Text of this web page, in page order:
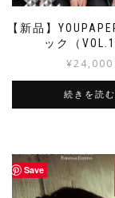
【新品】
ック（
¥24,000
続きを読む
Save